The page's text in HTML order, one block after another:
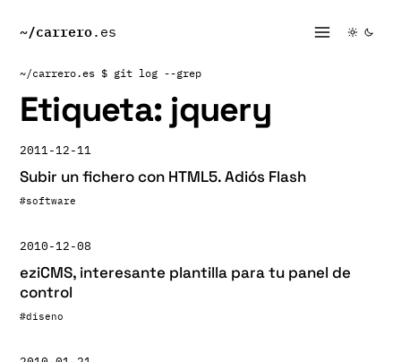
~/carrero.es
~/carrero.es $ git log --grep
Etiqueta: jquery
2011-12-11
Subir un fichero con HTML5. Adiós Flash
#software
2010-12-08
eziCMS, interesante plantilla para tu panel de
control
#diseno